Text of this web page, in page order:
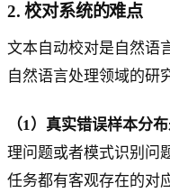
2. 校对系统的难点
文本自动校对是自然语
自然语言处理领域的研
（1）真实错误样本分布
理问题或者模式识别问
任务都有客观存在的对